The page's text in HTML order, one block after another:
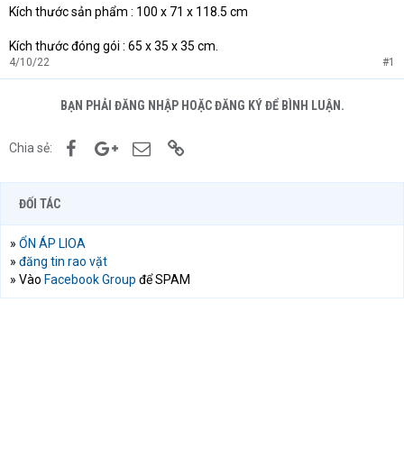
Kích thước sản phẩm : 100 x 71 x 118.5 cm
Kích thước đóng gói : 65 x 35 x 35 cm.
4/10/22 #1
BẠN PHẢI ĐĂNG NHẬP HOẶC ĐĂNG KÝ ĐỂ BÌNH LUẬN.
Chia sẻ: FacebookGoogle+Email
ĐỐI TÁC
» ỔN ÁP LIOA
» đăng tin rao vặt
» Vào Facebook Group để SPAM